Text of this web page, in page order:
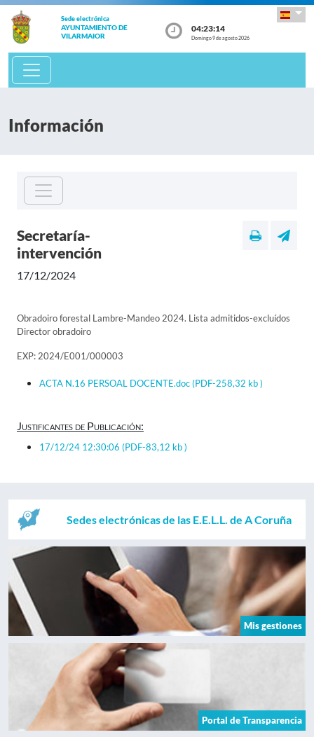
Sede electrónica
AYUNTAMIENTO DE
VILARMAIOR
04:23:14
Domingo 9 de agosto 2026
Información
Secretaría-
intervención
17/12/2024
Obradoiro forestal Lambre-Mandeo 2024. Lista admitidos-excluídos
Director obradoiro
EXP: 2024/E001/000003
ACTA N.16 PERSOAL DOCENTE.doc(PDF-258,32 kb )
Justificantes de Publicación:
17/12/24 12:30:06 (PDF-83,12 kb )
Sedes electrónicas de las E.E.L.L. de A Coruña
Mis gestiones
Portal de Transparencia